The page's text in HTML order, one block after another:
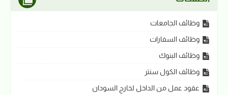
وظائف الجامعات
وظائف السفارات
وظائف البنوك
وظائف الكول سنتر
عقود عمل من الداخل لخارج السودان